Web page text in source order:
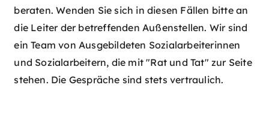
beraten. Wenden Sie sich in diesen Fällen bitte an
die Leiter der betreffenden Außenstellen. Wir sind
ein Team von Ausgebildeten Sozialarbeiterinnen
und Sozialarbeitern, die mit "Rat und Tat" zur Seite
stehen. Die Gespräche sind stets vertraulich.